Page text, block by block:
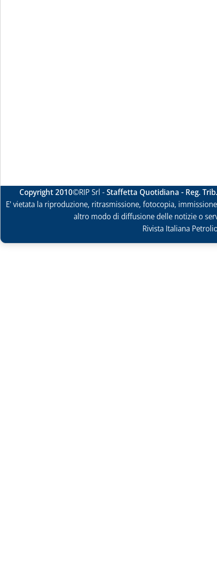
Copyright 2010©RIP Srl -Staffetta Quotidiana - Reg.
E' vietata la riproduzione, ritrasmissione, fotocopia,
altro modo di diffusione delle notizie o
Rivista Italiana